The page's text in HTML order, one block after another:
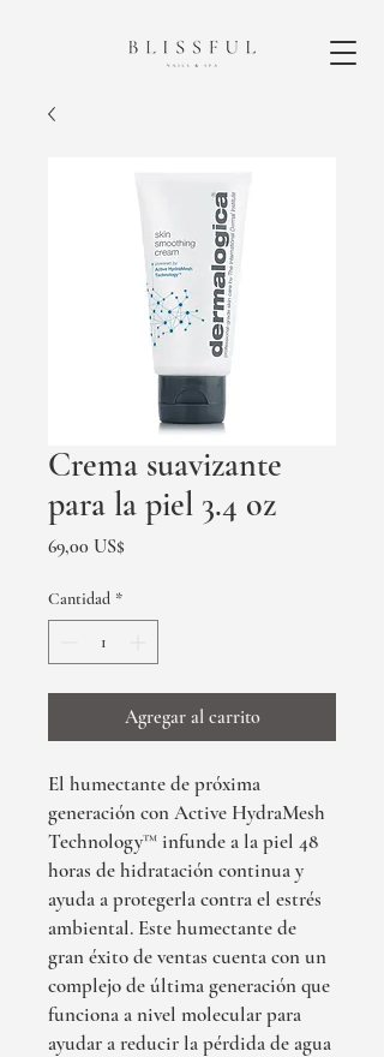
Crema suavizante
para la piel 3.4 oz
69,00 US$
Cantidad *
Agregar al carrito
El humectante de próxima
generación con Active HydraMesh
Technology™ infunde a la piel 48
horas de hidratación continua y
ayuda a protegerla contra el estrés
ambiental. Este humectante de
gran éxito de ventas cuenta con un
complejo de última generación que
funciona a nivel molecular para
ayudar a reducir la pérdida de agua